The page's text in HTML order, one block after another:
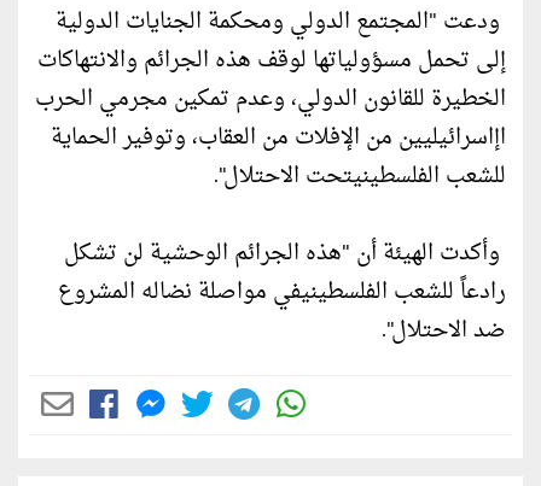
ودعت "المجتمع الدولي ومحكمة الجنايات الدولية
إلى تحمل مسؤولياتها لوقف هذه الجرائم والانتهاكات
الخطيرة للقانون الدولي، وعدم تمكين مجرمي الحرب
اإاسرائيليين من الإفلات من العقاب، وتوفير الحماية
للشعب الفلسطينيتحت الاحتلال".
وأكدت الهيئة أن "هذه الجرائم الوحشية لن تشكل
رادعاً للشعب الفلسطينيفي مواصلة نضاله المشروع
ضد الاحتلال".